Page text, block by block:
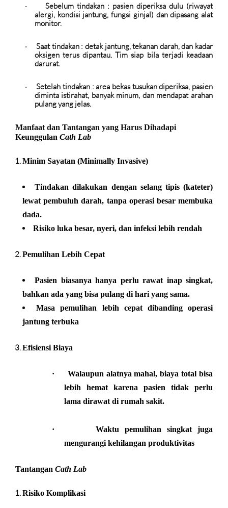
· Sebelum tindakan : pasien diperiksa dulu (riwayat
alergi, kondisi jantung, fungsi ginjal) dan dipasang alat
monitor.
· Saat tindakan : detak jantung, tekanan darah, dan kadar
oksigen terus dipantau. Tim siap bila terjadi keadaan
darurat.
· Setelah tindakan : area bekas tusukan diperiksa, pasien
diminta istirahat, banyak minum, dan mendapat arahan
pulang yang jelas.
Manfaat dan Tantangan yang Harus Dihadapi
Keunggulan Cath Lab
Minim Sayatan (Minimally Invasive)
Tindakan dilakukan dengan selang tipis (kateter)
lewat pembuluh darah, tanpa operasi besar membuka
dada.
Risiko luka besar, nyeri, dan infeksi lebih rendah
Pemulihan Lebih Cepat
Pasien biasanya hanya perlu rawat inap singkat,
bahkan ada yang bisa pulang di hari yang sama.
Masa pemulihan lebih cepat dibanding operasi
jantung terbuka
Efisiensi Biaya
·
Walaupun alatnya mahal, biaya total bisa
lebih hemat karena pasien tidak perlu
lama dirawat di rumah sakit.
·
Waktu pemulihan singkat juga
mengurangi kehilangan produktivitas
Tantangan Cath Lab
Risiko Komplikasi